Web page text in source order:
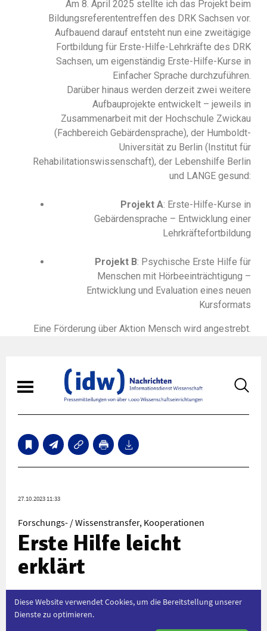
Am 8. April 2025 stellte ich das Projekt beim
Bildungsreferententreffen des DRK Sachsen vor.
Aufbauend darauf entsteht nun eine zweitägige
Fortbildung für Erste-Hilfe-Lehrkräfte des DRK
Sachsen, um eigenständig Erste-Hilfe-Kurse in
Einfacher Sprache durchzuführen.
Darüber hinaus werden derzeit zwei weitere
Aufbauprojekte entwickelt – jeweils in
Zusammenarbeit mit der Hochschule Zwickau
(Fachbereich Gebärdensprache), der Humboldt-
Universität zu Berlin (Institut für
Rehabilitationswissenschaft), der Lebenshilfe Berlin
und LANGE gesund:
Projekt A: Erste-Hilfe-Kurse in
Gebärdensprache – Entwicklung einer
Lehrkräftefortbildung
Projekt B: Psychische Erste Hilfe für
Menschen mit Hörbeeinträchtigung –
Entwicklung und Evaluation eines neuen
Kursformats
Eine Förderung über Aktion Mensch wird angestrebt.